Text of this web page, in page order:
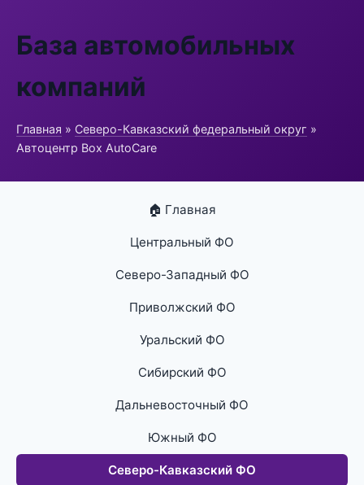
База автомобильных
компаний
Главная » Северо-Кавказский федеральный округ »
Автоцентр Box AutoCare
🏠 Главная
Центральный ФО
Северо-Западный ФО
Приволжский ФО
Уральский ФО
Сибирский ФО
Дальневосточный ФО
Южный ФО
Северо-Кавказский ФО